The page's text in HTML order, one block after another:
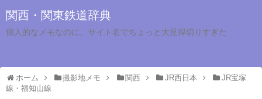
関西・関東鉄道辞典
個人的なメモなのに、サイト名でちょっと大見得切りすぎた
ホーム 撮影地メモ 関西 JR西日本
JR宝塚
線・福知山線